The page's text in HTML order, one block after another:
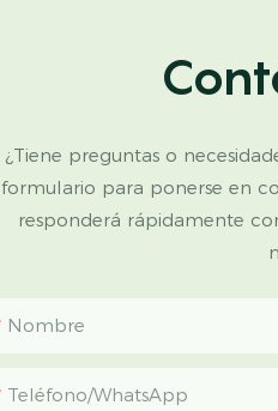
¿Tiene preguntas o
formulario para ponerse en
responderá rápidamente
Nombre
Teléfono/WhatsApp